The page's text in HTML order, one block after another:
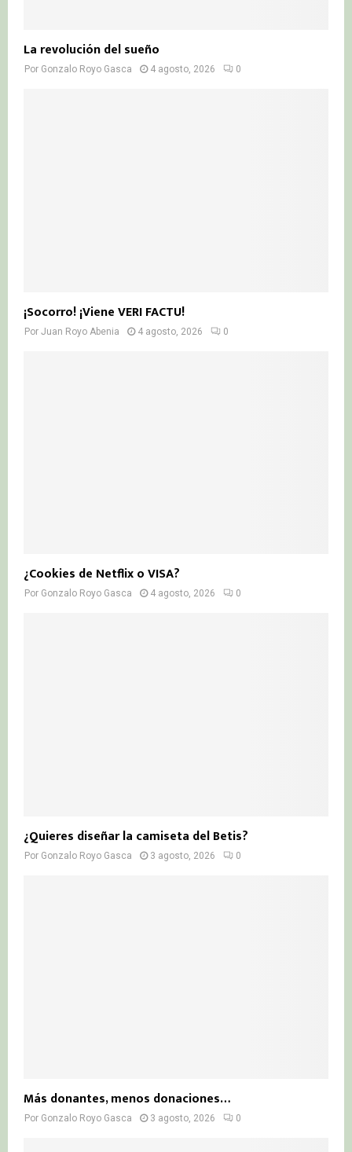
La revolución del sueño
Por Gonzalo Royo Gasca 4 agosto, 2026 0
¡Socorro! ¡Viene VERI FACTU!
Por Juan Royo Abenia 4 agosto, 2026 0
¿Cookies de Netflix o VISA?
Por Gonzalo Royo Gasca 4 agosto, 2026 0
¿Quieres diseñar la camiseta del Betis?
Por Gonzalo Royo Gasca 3 agosto, 2026 0
Más donantes, menos donaciones…
Por Gonzalo Royo Gasca 3 agosto, 2026 0